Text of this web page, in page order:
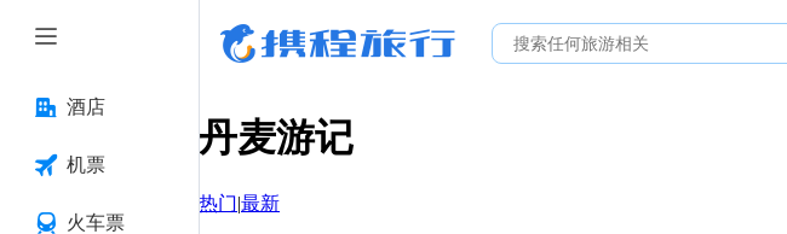
酒店
机票
火车票
丹麦游记
热门|最新